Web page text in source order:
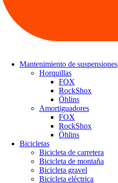
Mantenimiento de suspensiones
Horquillas
FOX
RockShox
Öhlins
Amortiguadores
FOX
RockShox
Öhlins
Bicicletas
Bicicleta de carretera
Bicicleta de montaña
Bicicleta gravel
Bicicleta eléctrica